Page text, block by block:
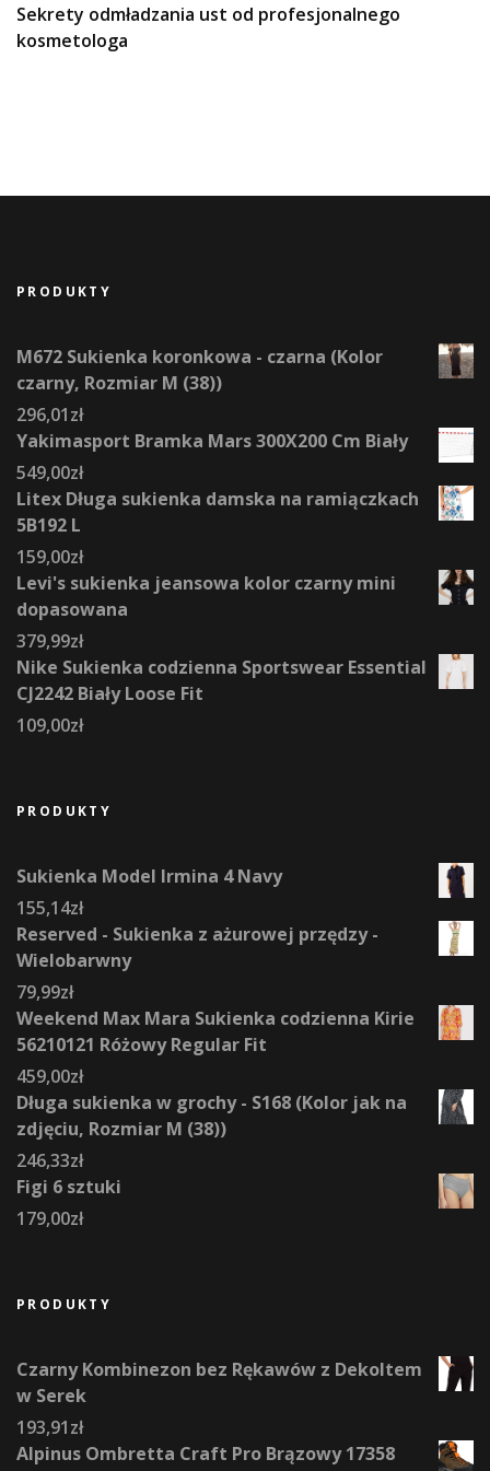
Sekrety odmładzania ust od profesjonalnego
kosmetologa
PRODUKTY
M672 Sukienka koronkowa - czarna (Kolor
czarny, Rozmiar M (38))
296,01zł
Yakimasport Bramka Mars 300X200 Cm Biały
549,00zł
Litex Długa sukienka damska na ramiączkach
5B192 L
159,00zł
Levi's sukienka jeansowa kolor czarny mini
dopasowana
379,99zł
Nike Sukienka codzienna Sportswear Essential
CJ2242 Biały Loose Fit
109,00zł
PRODUKTY
Sukienka Model Irmina 4 Navy
155,14zł
Reserved - Sukienka z ażurowej przędzy -
Wielobarwny
79,99zł
Weekend Max Mara Sukienka codzienna Kirie
56210121 Różowy Regular Fit
459,00zł
Długa sukienka w grochy - S168 (Kolor jak na
zdjęciu, Rozmiar M (38))
246,33zł
Figi 6 sztuki
179,00zł
PRODUKTY
Czarny Kombinezon bez Rękawów z Dekoltem
w Serek
193,91zł
Alpinus Ombretta Craft Pro Brązowy 17358